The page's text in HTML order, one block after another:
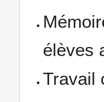
élèves
Travail